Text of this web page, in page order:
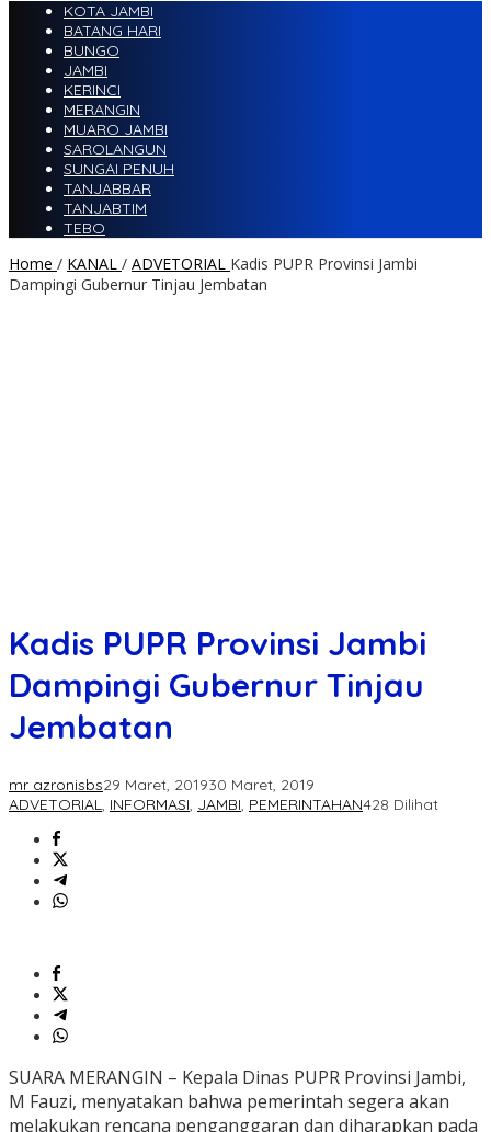
KOTA JAMBI
BATANG HARI
BUNGO
JAMBI
KERINCI
MERANGIN
MUARO JAMBI
SAROLANGUN
SUNGAI PENUH
TANJABBAR
TANJABTIM
TEBO
Home / KANAL / ADVETORIAL Kadis PUPR Provinsi Jambi
Dampingi Gubernur Tinjau Jembatan
Kadis PUPR Provinsi Jambi
Dampingi Gubernur Tinjau
Jembatan
mr azronisbs29 Maret, 201930 Maret, 2019
ADVETORIAL, INFORMASI, JAMBI, PEMERINTAHAN428 Dilihat
SUARA MERANGIN – Kepala Dinas PUPR Provinsi Jambi,
M Fauzi, menyatakan bahwa pemerintah segera akan
melakukan rencana penganggaran dan diharapkan pada